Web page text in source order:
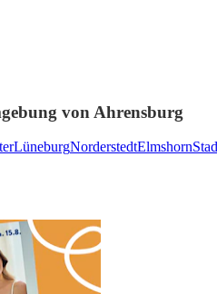
von Ahrensburg
LüneburgNorderstedtElmshorn